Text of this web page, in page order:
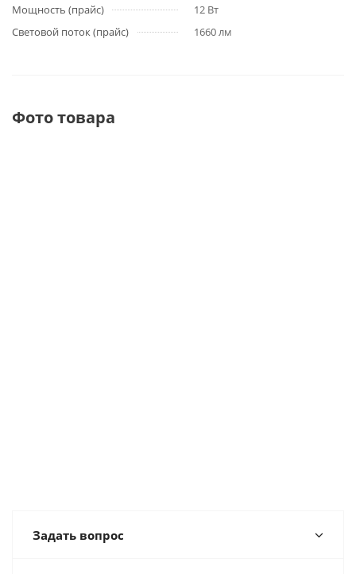
Мощность (прайс)
12 Вт
Световой поток (прайс)
1660 лм
Фото товара
Задать вопрос